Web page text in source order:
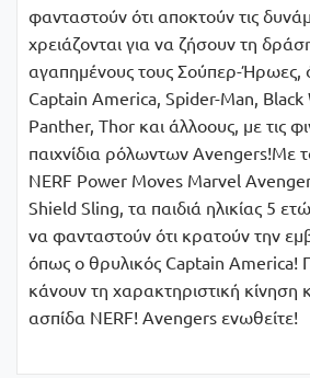
φανταστούν ότι αποκτούν τις
χρειάζονται για να ζήσουν τη
αγαπημένους τους Σούπερ-Ήρωες,
Captain America, Spider-Man,
Panther, Thor και άλλοους, με τις
παιχνίδια ρόλωντων Avengers!Με
NERF Power Moves Marvel
Shield Sling, τα παιδιά ηλικίας 5
να φανταστούν ότι κρατούν την
όπως ο θρυλικός Captain America!
κάνουν τη χαρακτηριστική κίνηση
ασπίδα NERF! Avengers ενωθείτε!